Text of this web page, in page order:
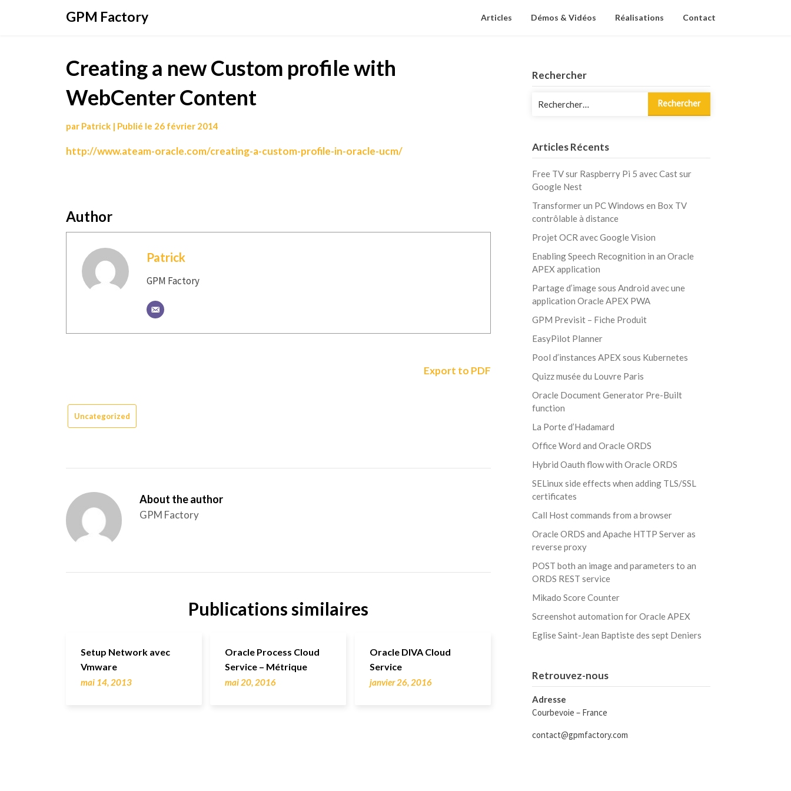
GPM Factory Articles Démos & Vidéos Réalisations Contact
Creating a new Custom profile with
WebCenter Content
par Patrick | Publié le 26 février 2014
http://www.ateam-oracle.com/creating-a-custom-profile-in-oracle-ucm/
Author
Patrick
GPM Factory
Export to PDF
Uncategorized
About the author
GPM Factory
Publications similaires
Setup Network avec
Vmware
mai 14, 2013
Oracle Process Cloud
Service – Métrique
mai 20, 2016
Oracle DIVA Cloud
Service
janvier 26, 2016
Rechercher
Articles Récents
Free TV sur Raspberry Pi 5 avec Cast sur
Google Nest
Transformer un PC Windows en Box TV
contrôlable à distance
Projet OCR avec Google Vision
Enabling Speech Recognition in an Oracle
APEX application
Partage d’image sous Android avec une
application Oracle APEX PWA
GPM Previsit – Fiche Produit
EasyPilot Planner
Pool d’instances APEX sous Kubernetes
Quizz musée du Louvre Paris
Oracle Document Generator Pre-Built
function
La Porte d’Hadamard
Office Word and Oracle ORDS
Hybrid Oauth flow with Oracle ORDS
SELinux side effects when adding TLS/SSL
certificates
Call Host commands from a browser
Oracle ORDS and Apache HTTP Server as
reverse proxy
POST both an image and parameters to an
ORDS REST service
Mikado Score Counter
Screenshot automation for Oracle APEX
Eglise Saint-Jean Baptiste des sept Deniers
Retrouvez-nous
Adresse
Courbevoie – France
contact@gpmfactory.com